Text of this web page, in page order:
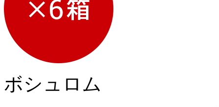
ボシュロム